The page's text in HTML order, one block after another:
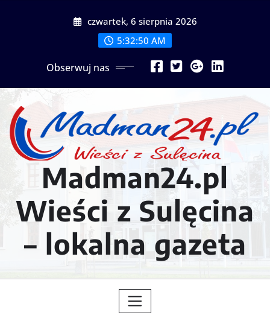
czwartek, 6 sierpnia 2026
5:32:52 AM
Obserwuj nas
Madman24.pl
Wieści z Sulęcina
– lokalna gazeta